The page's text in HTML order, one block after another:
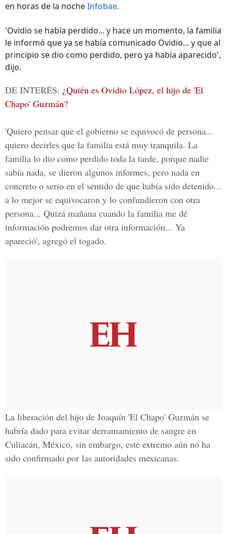
en horas de la nocheInfobae.
'Ovidio se había perdido... y hace un momento, la familia
le informó que ya se había comunicado Ovidio... y que al
principio se dio como perdido, pero ya había aparecido',
dijo.
DE INTERÉS: ¿Quién es Ovidio López, el hijo de 'El
Chapo' Guzmán?
'Quiero pensar que el gobierno se equivocó de persona...
quiero decirles que la familia está muy tranquila. La
familia lo dio como perdido toda la tarde, porque nadie
sabía nada, se dieron algunos informes, pero nada en
concreto o serio en el sentido de que había sido detenido...
a lo mejor se equivocaron y lo confundieron con otra
persona... Quizá mañana cuando la familia me dé
información podremos dar otra información... Ya
apareció', agregó el togado.
La liberación del hijo de Joaquín 'El Chapo' Guzmán se
habría dado para evitar derramamiento de sangre en
Culiacán, México, sin embargo, este extremo aún no ha
sido confirmado por las autoridades mexicanas.